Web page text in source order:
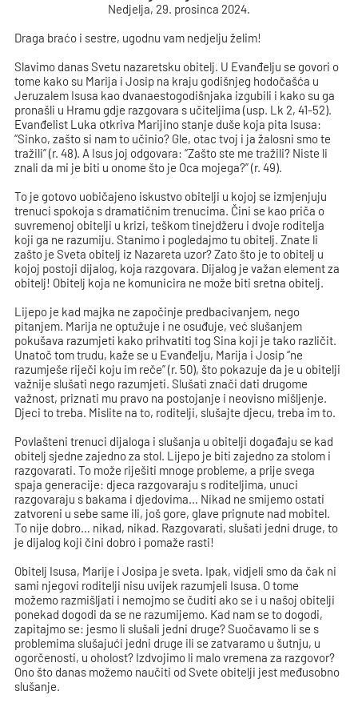
Nedjelja, 29. prosinca 2024.
Draga braćo i sestre, ugodnu vam nedjelju želim!
Slavimo danas Svetu nazaretsku obitelj. U Evanđelju se govori o
tome kako su Marija i Josip na kraju godišnjeg hodočašća u
Jeruzalem Isusa kao dvanaestogodišnjaka izgubili i kako su ga
pronašli u Hramu gdje razgovara s učiteljima (usp. Lk 2, 41-52).
Evanđelist Luka otkriva Marijino stanje duše koja pita Isusa:
“Sinko, zašto si nam to učinio? Gle, otac tvoj i ja žalosni smo te
tražili” (r. 48). A Isus joj odgovara: “Zašto ste me tražili? Niste li
znali da mi je biti u onome što je Oca mojega?” (r. 49).
To je gotovo uobičajeno iskustvo obitelji u kojoj se izmjenjuju
trenuci spokoja s dramatičnim trenucima. Čini se kao priča o
suvremenoj obitelji u krizi, teškom tinejdžeru i dvoje roditelja
koji ga ne razumiju. Stanimo i pogledajmo tu obitelj. Znate li
zašto je Sveta obitelj iz Nazareta uzor? Zato što je to obitelj u
kojoj postoji dijalog, koja razgovara. Dijalog je važan element za
obitelj! Obitelj koja ne komunicira ne može biti sretna obitelj.
Lijepo je kad majka ne započinje predbacivanjem, nego
pitanjem. Marija ne optužuje i ne osuđuje, već slušanjem
pokušava razumjeti kako prihvatiti tog Sina koji je tako različit.
Unatoč tom trudu, kaže se u Evanđelju, Marija i Josip “ne
razumješe riječi koju im reče” (r. 50), što pokazuje da je u obitelji
važnije slušati nego razumjeti. Slušati znači dati drugome
važnost, priznati mu pravo na postojanje i neovisno mišljenje.
Djeci to treba. Mislite na to, roditelji, slušajte djecu, treba im to.
Povlašteni trenuci dijaloga i slušanja u obitelji događaju se kad
obitelj sjedne zajedno za stol. Lijepo je biti zajedno za stolom i
razgovarati. To može riješiti mnoge probleme, a prije svega
spaja generacije: djeca razgovaraju s roditeljima, unuci
razgovaraju s bakama i djedovima… Nikad ne smijemo ostati
zatvoreni u sebe same ili, još gore, glave prignute nad mobitel.
To nije dobro… nikad, nikad. Razgovarati, slušati jedni druge, to
je dijalog koji čini dobro i pomaže rasti!
Obitelj Isusa, Marije i Josipa je sveta. Ipak, vidjeli smo da čak ni
sami njegovi roditelji nisu uvijek razumjeli Isusa. O tome
možemo razmišljati i nemojmo se čuditi ako se i u našoj obitelji
ponekad dogodi da se ne razumijemo. Kad nam se to dogodi,
zapitajmo se: jesmo li slušali jedni druge? Suočavamo li se s
problemima slušajući jedni druge ili se zatvaramo u šutnju, u
ogorčenosti, u oholost? Izdvojimo li malo vremena za razgovor?
Ono što danas možemo naučiti od Svete obitelji jest međusobno
slušanje.